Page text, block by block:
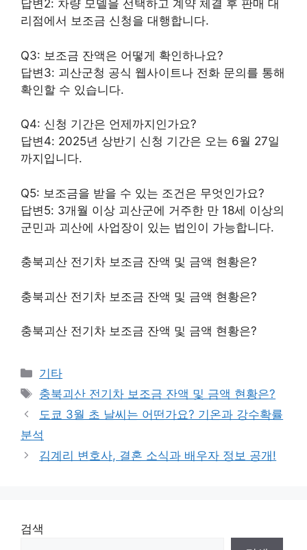
답변2: 차량 모델을 선택하고 계약 체결 후 판매 대
리점에서 보조금 신청을 대행합니다.
Q3: 보조금 잔액은 어떻게 확인하나요?
답변3: 괴산군청 공식 웹사이트나 전화 문의를 통해
확인할 수 있습니다.
Q4: 신청 기간은 언제까지인가요?
답변4: 2025년 상반기 신청 기간은 오는 6월 27일
까지입니다.
Q5: 보조금을 받을 수 있는 조건은 무엇인가요?
답변5: 3개월 이상 괴산군에 거주한 만 18세 이상의
군민과 괴산에 사업장이 있는 법인이 가능합니다.
충북괴산 전기차 보조금 잔액 및 금액 현황은?
충북괴산 전기차 보조금 잔액 및 금액 현황은?
충북괴산 전기차 보조금 잔액 및 금액 현황은?
Categories
기타
Tags
충북괴산 전기차 보조금 잔액 및 금액 현황은?
도쿄 3월 초 날씨는 어떤가요? 기온과 강수확률
분석
김계리 변호사, 결혼 소식과 배우자 정보 공개!
검색